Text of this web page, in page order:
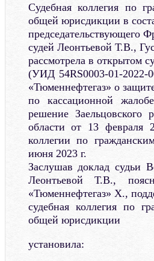
Судебная коллегия по
общей юрисдикции в
председательствующего
судей Леонтьевой Т.В.,
рассмотрела в открытом
(УИД 54RS0003-01-2022-
«Тюменнефтегаз» о
по кассационной
решение Заельцовского
области от 13 февраля
коллегии по
июня 2023 г.
Заслушав доклад судьи
Леонтьевой Т.В.,
«Тюменнефтегаз» Х.,
судебная коллегия по
общей юрисдикции
установила: